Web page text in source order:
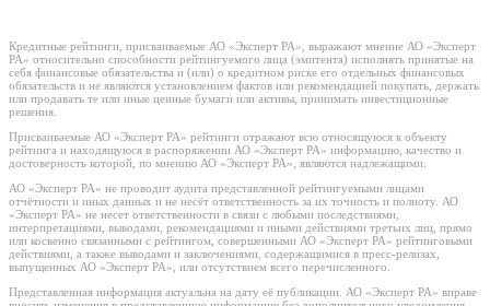
Кредитные рейтинги, присваиваемые АО «Эксперт РА», выражают мнение АО «Эксперт
РА» относительно способности рейтингуемого лица (эмитента) исполнять принятые на
себя финансовые обязательства и (или) о кредитном риске его отдельных финансовых
обязательств и не являются установлением фактов или рекомендацией покупать, держать
или продавать те или иные ценные бумаги или активы, принимать инвестиционные
решения.
Присваиваемые АО «Эксперт РА» рейтинги отражают всю относящуюся к объекту
рейтинга и находящуюся в распоряжении АО «Эксперт РА» информацию, качество и
достоверность которой, по мнению АО «Эксперт РА», являются надлежащими.
АО «Эксперт РА» не проводит аудита представленной рейтингуемыми лицами
отчётности и иных данных и не несёт ответственность за их точность и полноту. АО
«Эксперт РА» не несет ответственности в связи с любыми последствиями,
интерпретациями, выводами, рекомендациями и иными действиями третьих лиц, прямо
или косвенно связанными с рейтингом, совершенными АО «Эксперт РА» рейтинговыми
действиями, а также выводами и заключениями, содержащимися в пресс-релизах,
выпущенных АО «Эксперт РА», или отсутствием всего перечисленного.
Представленная информация актуальна на дату её публикации. АО «Эксперт РА» вправе